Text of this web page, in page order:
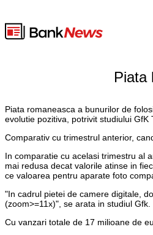
Piata
Piata romaneasca a bunurilor de
evolutie pozitiva, potrivit studiului GfK
Comparativ cu trimestrul anterior,
In comparatie cu acelasi trimestru al
mai redusa decat valorile atinse in
ce valoarea pentru aparate foto
"In cadrul pietei de camere digitale,
(zoom>=11x)", se arata in studiul Gfk.
Cu vanzari totale de 17 milioane de